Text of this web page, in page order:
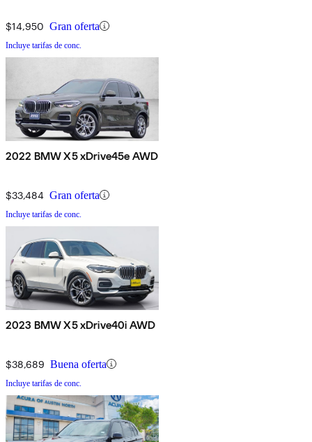
$14,950 Gran oferta
Incluye tarifas de conc.
2022 BMW X5 xDrive45e AWD
$33,484 Gran oferta
Incluye tarifas de conc.
2023 BMW X5 xDrive40i AWD
$38,689 Buena oferta
Incluye tarifas de conc.